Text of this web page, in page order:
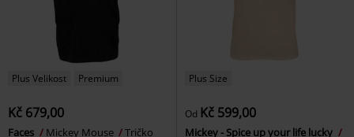
Plus Velikost Premium
Kč 679,00
Faces Mickey Mouse Tričko
Plus Size
Od Kč 599,00
Mickey - Spice up your life lucky